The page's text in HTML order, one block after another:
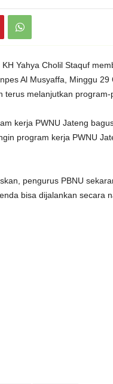
KH Yahya Cholil Staquf
Al Musyaffa, Minggu
terus melanjutkan
kerja PWNU Jateng
program kerja PWNU
pengurus PBNU
bisa dijalankan secara